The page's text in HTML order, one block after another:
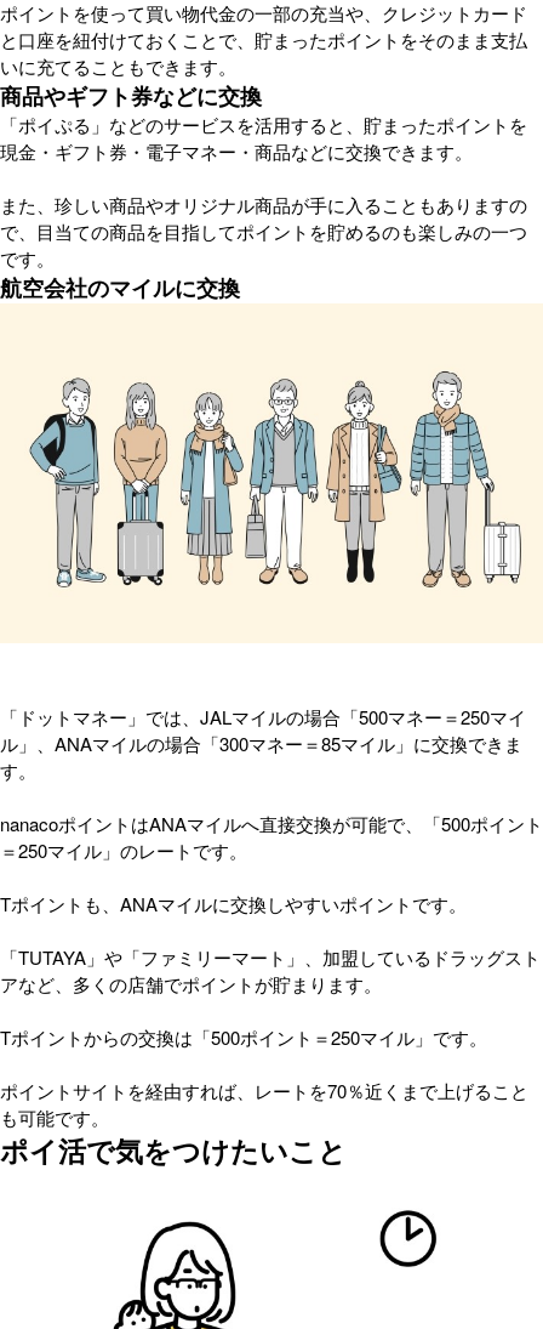
ポイントを使って買い物代金の一部の充当や、クレジットカード
と口座を紐付けておくことで、貯まったポイントをそのまま支払
いに充てることもできます。
商品やギフト券などに交換
「ポイぷる」などのサービスを活用すると、貯まったポイントを
現金・ギフト券・電子マネー・商品などに交換できます。
また、珍しい商品やオリジナル商品が手に入ることもありますの
で、目当ての商品を目指してポイントを貯めるのも楽しみの一つ
です。
航空会社のマイルに交換
「ドットマネー」では、JALマイルの場合「500マネー＝250マイ
ル」、ANAマイルの場合「300マネー＝85マイル」に交換できま
す。
nanacoポイントはANAマイルへ直接交換が可能で、「500ポイント
＝250マイル」のレートです。
Tポイントも、ANAマイルに交換しやすいポイントです。
「TUTAYA」や「ファミリーマート」、加盟しているドラッグスト
アなど、多くの店舗でポイントが貯まります。
Tポイントからの交換は「500ポイント＝250マイル」です。
ポイントサイトを経由すれば、レートを70％近くまで上げること
も可能です。
ポイ活で気をつけたいこと